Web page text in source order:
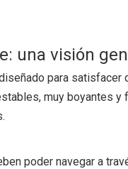
una visión
para
muy boyantes
poder navegar a